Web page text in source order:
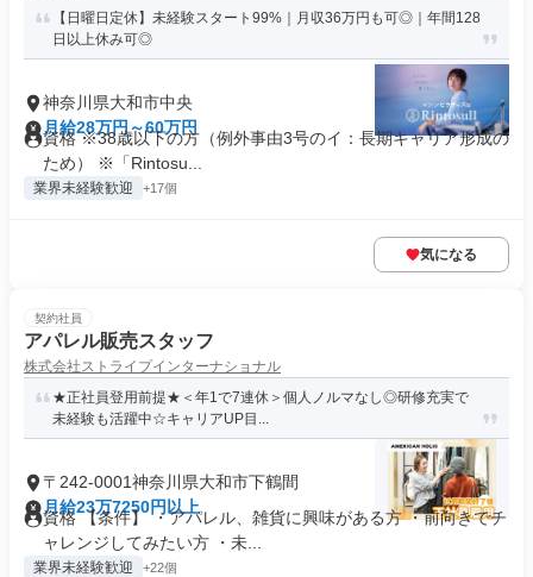
【日曜日定休】未経験スタート99%｜月収36万円も可◎｜年間128
日以上休み可◎
神奈川県大和市中央
月給28万円～60万円
資格 ※38歳以下の方（例外事由3号のイ：長期キャリア形成の
ため） ※「Rintosu...
業界未経験歓迎 +17個
気になる
契約社員
アパレル販売スタッフ
株式会社ストライプインターナショナル
★正社員登用前提★＜年1で7連休＞個人ノルマなし◎研修充実で
未経験も活躍中☆キャリアUP目...
〒242-0001神奈川県大和市下鶴間
月給23万7250円以上
資格 【条件】 ・アパレル、雑貨に興味がある方 ・前向きでチ
ャレンジしてみたい方 ・未...
業界未経験歓迎 +22個